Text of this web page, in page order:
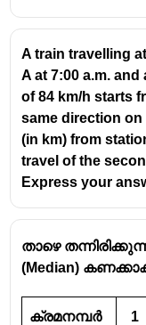
A train travelling
A at 7:00 a.m.
of 84 km/h starts
same direction on
(in km) from
travel of the
Express your
താഴെ
(Median)
ക്രമനമ്പർ 1